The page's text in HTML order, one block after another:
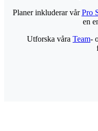
Planer inkluderar vårPro
en
Utforska våra Team-